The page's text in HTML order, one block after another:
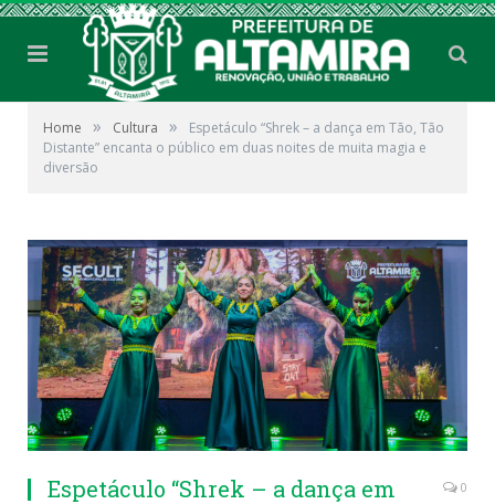
Home » Cultura »
Espetáculo “Shrek – a dança em Tão, Tão
Distante” encanta o público em duas noites de muita magia e
diversão
Espetáculo “Shrek – a dança em
0